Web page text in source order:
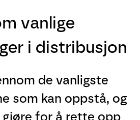
vanlige
i distribusjon
de vanligste
som kan oppstå, og
gjøre for å rette opp